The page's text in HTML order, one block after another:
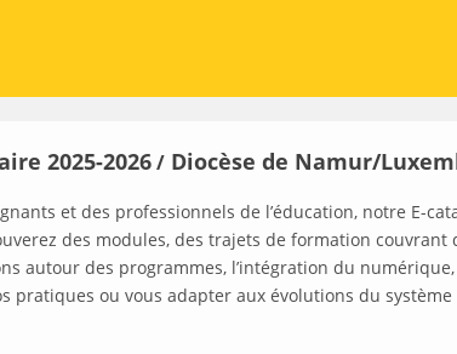
2025-2026/ Diocèse de Namur/
et des professionnels de l’éducation, notre E-
des modules, des trajets de formation
autour des programmes, l’intégration du
pratiques ou vous adapter aux évolutions du